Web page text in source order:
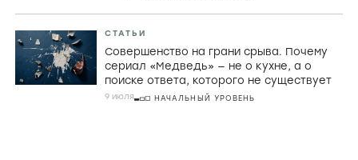
СТАТЬИ
Совершенство на грани срыва. Почему
сериал «Медведь» — не о кухне, а о
поиске ответа, которого не существует
9 июля НАЧАЛЬНЫЙ УРОВЕНЬ